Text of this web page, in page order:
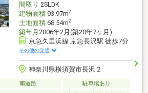
間取り 2SLDK
建物面積93.97m2
土地面積68.54m2
築年月 2006年2月(築20年7ヶ月)
京急久里浜線 京急長沢駅 徒歩7分
その他の交通
神奈川県横須賀市長沢２
南道路 駐車場あり